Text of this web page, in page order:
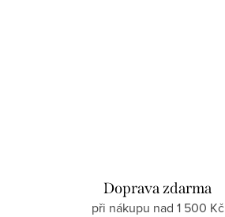
Doprava zdarma
při nákupu nad 1 500 Kč